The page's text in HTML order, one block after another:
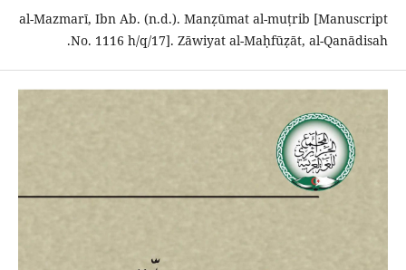
al-Mazmarī, Ibn Ab. (n.d.). Manẓūmat al-muṭrib [Manuscript
No. 1116 h/q/17]. Zāwiyat al-Maḥfūẓāt, al-Qanādisah.